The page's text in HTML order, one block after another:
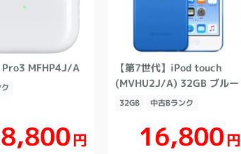
MFHP4J/A
円
【第7世代】iPod touch
(MVHU2J/A) 32GB ブルー
32GB 中古Bランク
16,800円